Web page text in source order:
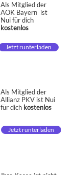
Als Mitglied der
AOK Bayern ist
Nui für dich
kostenlos
Jetzt runterladen
Als Mitglied der
Allianz PKV ist Nui
für dich kostenlos
Jetzt runterladen